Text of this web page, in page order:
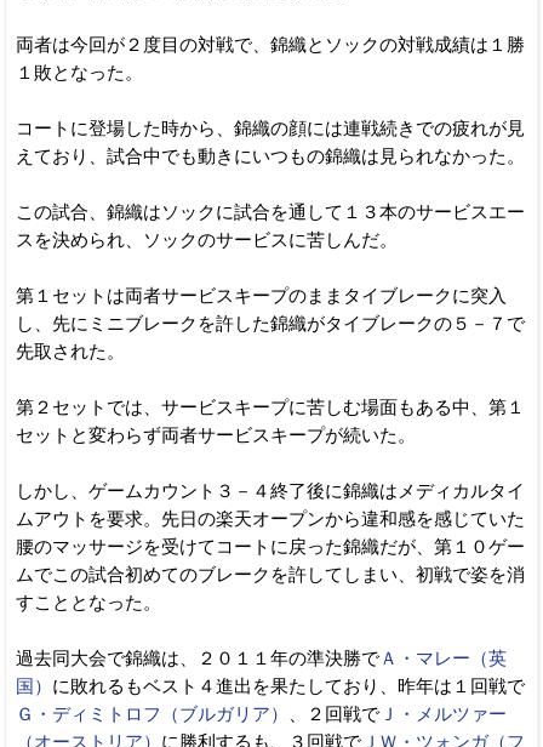
両者は今回が２度目の対戦で、錦織とソックの対戦成績は１勝
１敗となった。
コートに登場した時から、錦織の顔には連戦続きでの疲れが見
えており、試合中でも動きにいつもの錦織は見られなかった。
この試合、錦織はソックに試合を通して１３本のサービスエー
スを決められ、ソックのサービスに苦しんだ。
第１セットは両者サービスキープのままタイブレークに突入
し、先にミニブレークを許した錦織がタイブレークの５－７で
先取された。
第２セットでは、サービスキープに苦しむ場面もある中、第１
セットと変わらず両者サービスキープが続いた。
しかし、ゲームカウント３－４終了後に錦織はメディカルタイ
ムアウトを要求。先日の楽天オープンから違和感を感じていた
腰のマッサージを受けてコートに戻った錦織だが、第１０ゲー
ムでこの試合初めてのブレークを許してしまい、初戦で姿を消
すこととなった。
過去同大会で錦織は、２０１１年の準決勝でＡ・マレー（英
国） に敗れるもベスト４進出を果たしており、昨年は１回戦で
Ｇ・ディミトロフ（ブルガリア）
、２回戦で Ｊ・メルツァー
（オーストリア） に勝利するも、３回戦で ＪＷ・ツォンガ（フ